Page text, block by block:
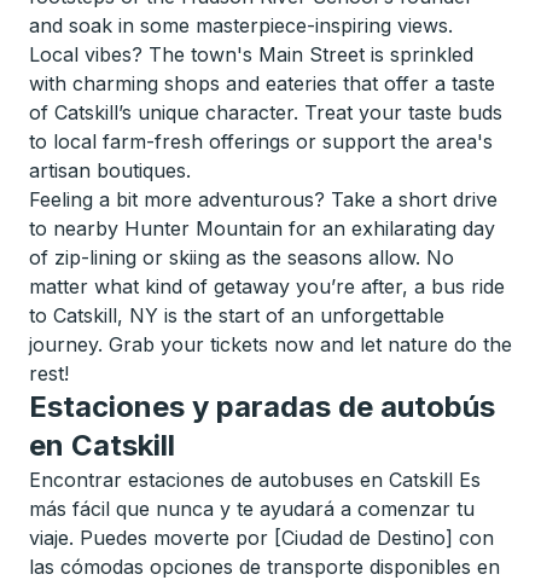
and soak in some masterpiece-inspiring views.
Local vibes? The town's Main Street is sprinkled
with charming shops and eateries that offer a taste
of Catskill’s unique character. Treat your taste buds
to local farm-fresh offerings or support the area's
artisan boutiques.
Feeling a bit more adventurous? Take a short drive
to nearby Hunter Mountain for an exhilarating day
of zip-lining or skiing as the seasons allow. No
matter what kind of getaway you’re after, a bus ride
to Catskill, NY is the start of an unforgettable
journey. Grab your tickets now and let nature do the
rest!
Estaciones y paradas de autobús
en Catskill
Encontrar estaciones de autobuses en Catskill Es
más fácil que nunca y te ayudará a comenzar tu
viaje. Puedes moverte por [Ciudad de Destino] con
las cómodas opciones de transporte disponibles en